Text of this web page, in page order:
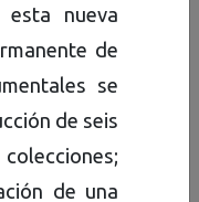
años
a la
y
de
nueva
de
se
de seis
de una